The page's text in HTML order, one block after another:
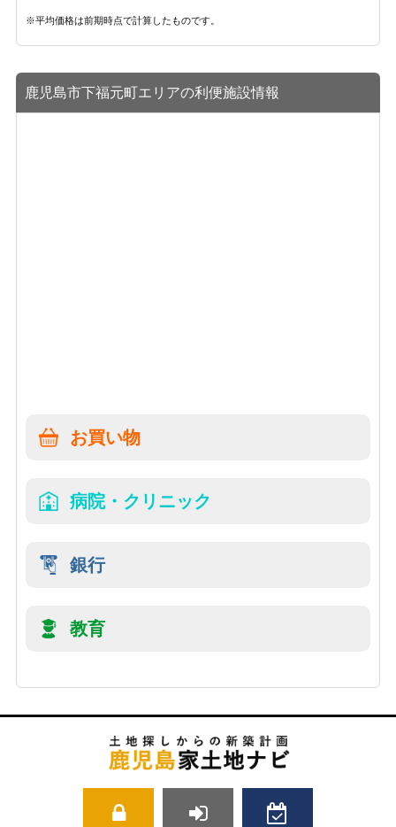
※平均価格は前期時点で計算したものです。
鹿児島市下福元町エリアの利便施設情報
お買い物
病院・クリニック
銀行
教育